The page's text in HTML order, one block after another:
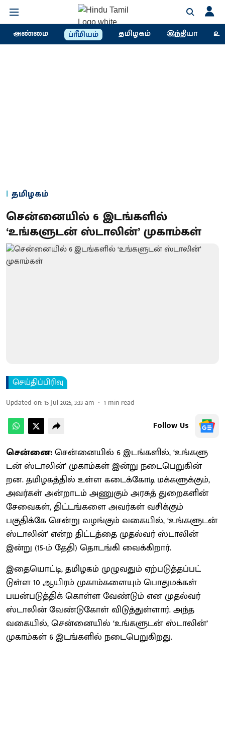
அண்மை ப்ரீமியம் தமிழகம் இந்தியா
தமிழகம்
சென்னையில் 6 இடங்களில்
‘உங்களுடன் ஸ்டாலின்’ முகாம்கள்
செய்திப்பிரிவு
Updated on:15 Jul 2025, 3:33 am 1 min read
Follow Us
சென்னை:சென்​னை​யில் 6 இடங்​களில், ‘உங்​களு​
டன் ஸ்டா​லின்’ முகாம்​கள் இன்று நடை​பெறுகின்​
றன. தமிழகத்​தில் உள்ள கடைக்​கோடி மக்​களுக்​கும்,
அவர்​கள் அன்​றாடம் அணுகும் அரசுத் துறை​களின்
சேவை​கள், திட்​டங்​களை அவர்​கள் வசிக்​கும்
பகுதிக்கே சென்று வழங்​கும் வகை​யில், ‘உங்​களு​டன்
ஸ்டா​லின்’ என்ற திட்​டத்தை முதல்​வர் ஸ்டா​லின்
இன்று (15-ம் தேதி) தொடங்கி வைக்​கிறார்.
இதையொட்​டி, தமிழகம் முழு​வதும் ஏற்​படுத்​தப்​பட்​
டுள்ள 10 ஆயிரம் முகாம்​களை​யும் பொது​மக்​கள்
பயன்​படுத்​திக் கொள்ள வேண்டும் என முதல்​வர்
ஸ்டா​லின் வேண்​டு​கோள் விடுத்​துள்​ளார். அந்த
வகை​யில், சென்​னை​யில் ‘உங்​களு​டன் ஸ்டா​லின்’
முகாம்கள் 6 இடங்​களில் நடை​பெறுகிறது.